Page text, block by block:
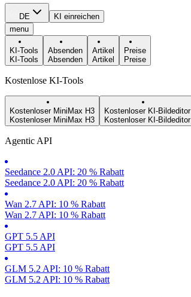
DE
KI einreichen
menu
KI-Tools
KI-Tools
Absenden
Absenden
Artikel
Artikel
Preise
Preise
Kostenlose KI-Tools
Kostenloser MiniMax H3
Kostenloser MiniMax H3
Kostenloser KI-Bildeditor
Kostenloser KI-Bildeditor
Agentic API
Seedance 2.0 API: 20 % Rabatt
Seedance 2.0 API: 20 % Rabatt
Wan 2.7 API: 10 % Rabatt
Wan 2.7 API: 10 % Rabatt
GPT 5.5 API
GPT 5.5 API
GLM 5.2 API: 10 % Rabatt
GLM 5.2 API: 10 % Rabatt